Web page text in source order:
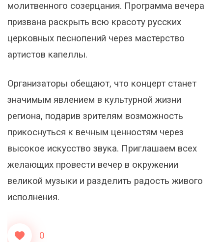
молитвенного созерцания. Программа вечера
призвана раскрыть всю красоту русских
церковных песнопений через мастерство
артистов капеллы.
Организаторы обещают, что концерт станет
значимым явлением в культурной жизни
региона, подарив зрителям возможность
прикоснуться к вечным ценностям через
высокое искусство звука. Приглашаем всех
желающих провести вечер в окружении
великой музыки и разделить радость живого
исполнения.
0